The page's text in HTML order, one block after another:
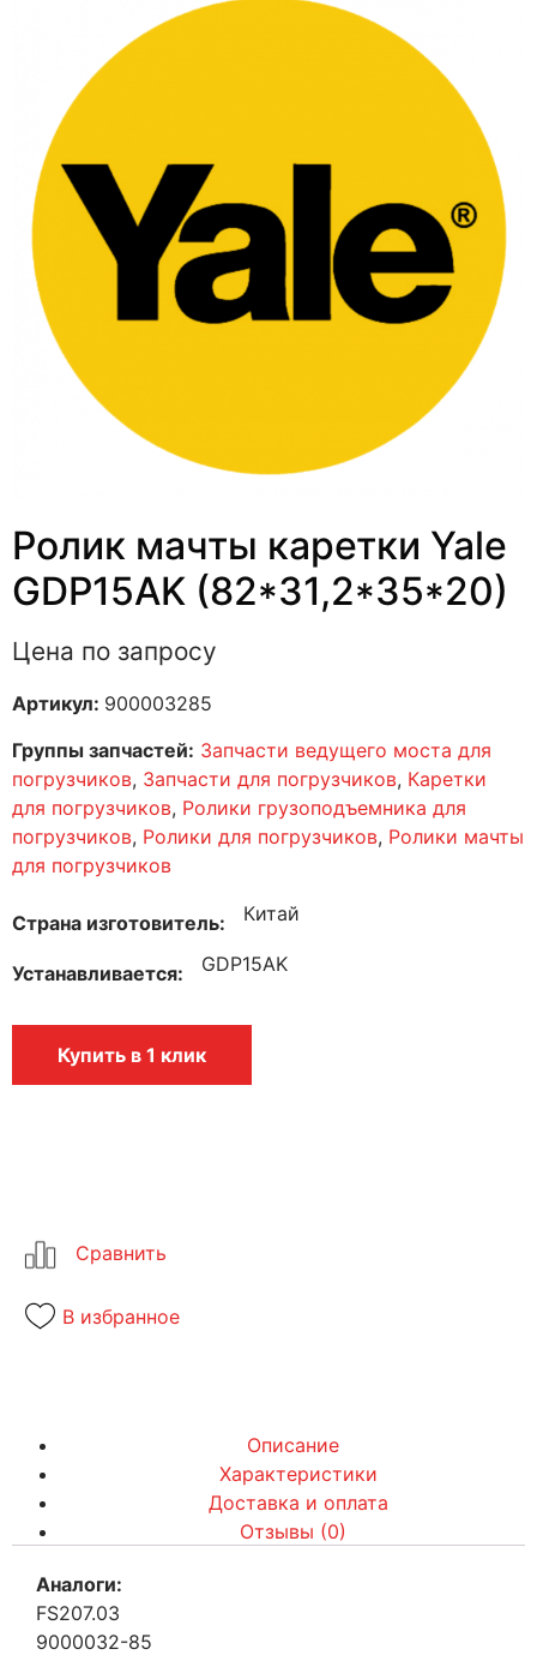
Ролик мачты каретки Yale
GDP15AK (82*31,2*35*20)
Цена по запросу
Артикул: 900003285
Группы запчастей: Запчасти ведущего моста для
погрузчиков, Запчасти для погрузчиков, Каретки
для погрузчиков, Ролики грузоподъемника для
погрузчиков, Ролики для погрузчиков, Ролики мачты
для погрузчиков
Страна изготовитель Китай
Устанавливается GDP15AK
Купить в 1 клик
В избранное
Описание
Характеристики
Доставка и оплата
Отзывы (0)
Аналоги:
FS207.03
9000032-85